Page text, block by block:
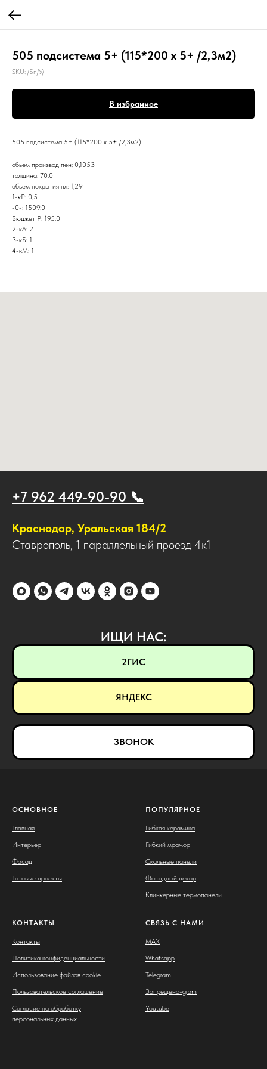
505 подсистема 5+ (115*200 х 5+ /2,3м2)
SKU: /Бп/У/
В избранное
505 подсистема 5+ (115*200 х 5+ /2,3м2)
обьем производ пен: 0,1053
толщина: 70.0
обьем покрытия пл: 1,29
1-кР: 0,5
-0-: 1509.0
Бюджет Р: 195.0
2-кА: 2
3-кБ: 1
4-кМ: 1
+7 962 449-90-90 📞
Краснодар, Уральская 184/2
Ставрополь, 1 параллельный проезд 4к1
ИЩИ НАС:
2ГИС
ЯНДЕКС
ЗВОНОК
ОСНОВНОЕ
Главная
Интерьер
Фасад
Готовые проекты
ПОПУЛЯРНОЕ
Гибкая керамика
Гибкий мрамор
Скальные панели
Фасадный декор
Клинкерные термопанели
КОНТАКТЫ
Контакты
Политика конфиденциальности
Использование файлов cookie
Пользовательское соглашение
Согласие на обработку
персональных данных
СВЯЗЬ С НАМИ
MAX
Whatsapp
Telegram
Запрещено-gram
Youtube